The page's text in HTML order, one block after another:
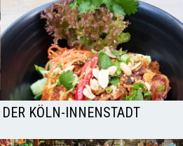
KÖLN-INNENSTADT